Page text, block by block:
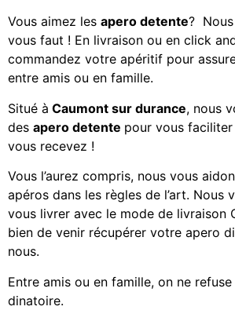
Vous aimez les apero detente? Nous
vous faut ! En livraison ou en click
commandez votre apéritif pour
entre amis ou en famille.
Situé à Caumont sur durance, nous
des apero detente pour vous
vous recevez !
Vous l’aurez compris, nous vous
apéros dans les règles de l’art. Nous
vous livrer avec le mode de livraison
bien de venir récupérer votre apero
nous.
Entre amis ou en famille, on ne
dinatoire.